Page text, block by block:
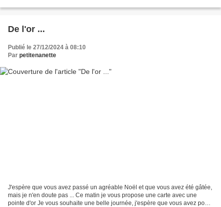
De l'or ...
Publié le 27/12/2024 à 08:10
Par petitenanette
J'espère que vous avez passé un agréable Noël et que vous avez été gâtée,
mais je n'en doute pas ... Ce matin je vous propose une carte avec une
pointe d'or Je vous souhaite une belle journée, j'espère que vous avez pour